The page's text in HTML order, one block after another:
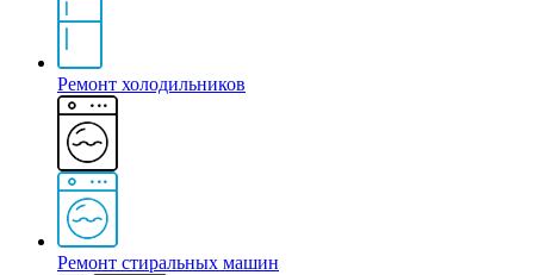
Ремонт холодильников
Ремонт стиральных машин